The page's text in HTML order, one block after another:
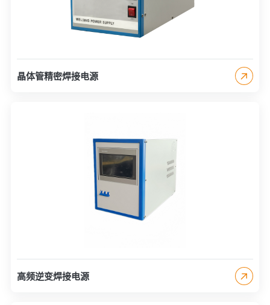
晶体管精密焊接电源
高频逆变焊接电源